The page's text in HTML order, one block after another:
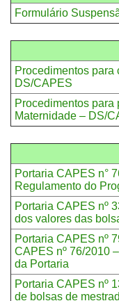
Formulário
Procedimentos
DS/CAPES
Procedimentos para
Maternidade – DS/
Portaria CAPES n°
Regulamento do
Portaria CAPES nº
dos valores das
Portaria CAPES nº
CAPES nº 76/2010
da Portaria
Portaria CAPES nº
de bolsas de